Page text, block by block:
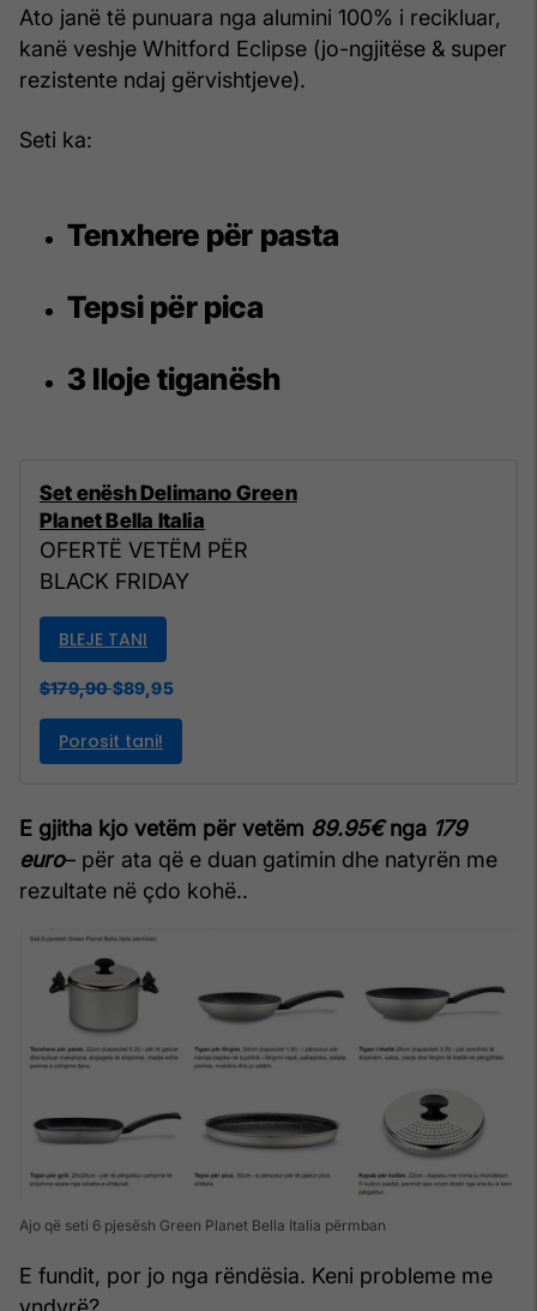
Ato janë të punuara nga alumini 100% i recikluar,
kanë veshje Whitford Eclipse (jo-ngjitëse & super
rezistente ndaj gërvishtjeve).
Seti ka:
Tenxhere për pasta
Tepsi për pica
3 lloje tiganësh
Set enësh Delimano Green
Planet Bella Italia
OFERTË VETËM PËR
BLACK FRIDAY
BLEJE TANI
$179,90$89,95
E gjitha kjo vetëm për vetëm 89.95€nga 179
euro– për ata që e duan gatimin dhe natyrën me
rezultate në çdo kohë..
Ajo që seti 6 pjesësh Green Planet Bella Italia përmban
E fundit, por jo nga rëndësia. Keni probleme me